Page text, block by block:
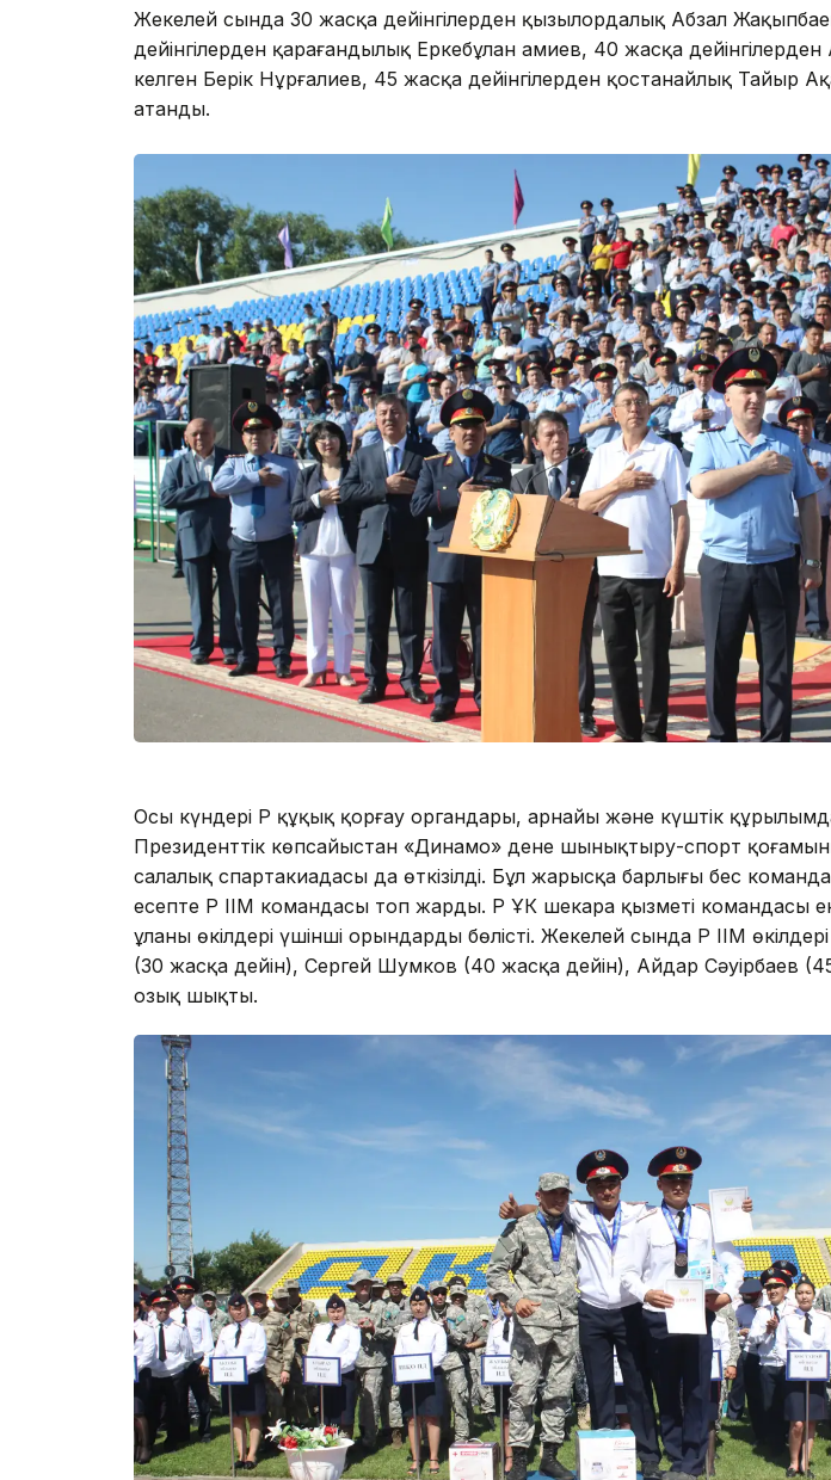
Жекелей сында 30 жасқа дейінгілерден қызылордалық Абзал
дейінгілерден қарағандылық Еркебұлан Қамиев, 40 жасқа
келген Берік Нұрғалиев, 45 жасқа дейінгілерден қостанайлық Тайыр
атанды.
Осы күндері ҚР құқық қорғау органдары, арнайы және күштік
Президенттік көпсайыстан «Динамо» дене шынықтыру-спорт
салалық спартакиадасы да өткізілді. Бұл жарысқа барлығы бес
есепте ҚР ІІМ командасы топ жарды. ҚР ҰҚК шекара қызметі командасы
ұланы өкілдері үшінші орындарды бөлісті. Жекелей сында ҚР ІІМ
(30 жасқа дейін), Сергей Шумков (40 жасқа дейін), Айдар Сәуірбаев
озық шықты.